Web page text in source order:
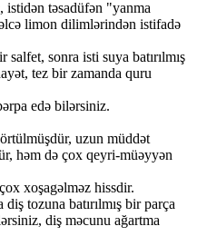
istidən təsadüfən "yanma
limon dilimlərindən istifadə
salfet, sonra isti suya batırılmış
tez bir zamanda quru
edə bilərsiniz.
uzun müddət
həm də çox qeyri-müəyyən
xoşagəlməz hissdir.
tozuna batırılmış bir parça
diş məcunu ağartma